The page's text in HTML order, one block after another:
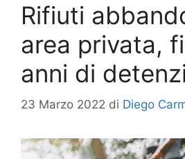
Rifiuti
area privata,
anni di
23 Marzo 2022 di Diego